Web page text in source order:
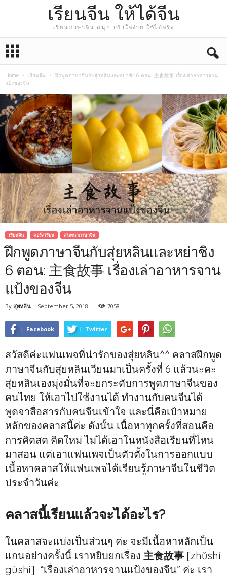
เรียนจีน ให้ได้จีน
เรียนภาษาจีน สนุก เข้าใจง่าย ใช้ได้จริง
Home เรียนจีน
ฝึกพูดภาษาจีนกับสุ่ยหลินและหย่าชิง 6 ตอน: 主食故事 เรื่องเล่าอาหารจาน
แป้งของจีน
เรียนจีน คอร์สเรียน สนทนาภาษาจีน
ฝึกพูดภาษาจีนกับสุ่ยหลินและหย่าชิง
6 ตอน: 主食故事 เรื่องเล่าอาหารจาน
แป้งของจีน
By สุ่ยหลิน - September 5, 2018 7058
Facebook Twitter
สวัสดีค่ะแฟนเพจที่น่ารักของสุ่ยหลิน^^ คลาสฝึกพูด
ภาษาจีนกับสุ่ยหลินเวียนมาเป็นครั้งที่ 6 แล้วนะคะ
สุ่ยหลินเองมุ่งมั่นที่จะยกระดับการพูดภาษาจีนของ
คนไทย ให้เอาไปใช้งานได้ ทำงานกับคนจีนได้
พูดจาสื่อสารกับคนจีนเข้าใจ และนี่คือเป้าหมาย
หลักของคลาสนี้ค่ะ ดังนั้น เนื้อหาทุกครั้งที่สอนคือ
การคิดสด คิดใหม่ ไม่ได้เอาในหนังสือเรียนที่ไหน
มาสอน แต่เอาแฟนเพจเป็นตัวตั้งในการออกแบบ
เนื้อหาคลาสให้แฟนเพจได้เรียนรู้ภาษาจีนในชีวิต
ประจำวันค่ะ
คลาสนี้เรียนแล้วจะได้อะไร?
ในคลาสจะแบ่งเป็นส่วนๆ ค่ะ จะมีเนื้อหาหลักเป็น
แกนอย่างครั้งนี้ เราหยิบยกเรื่อง 主食故事 [zhǔshí
gùshi] “เรื่องเล่าอาหารจานแป้งของจีน” ค่ะ เรา